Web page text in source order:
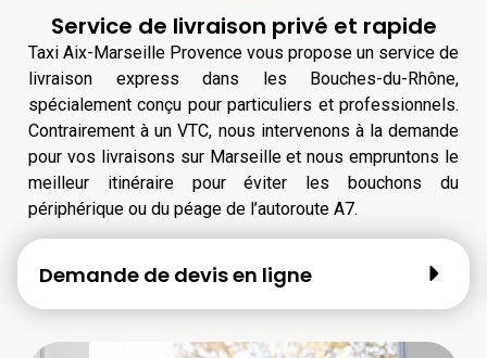
Service de livraison privé et rapide
Taxi Aix-Marseille Provence vous propose un service de
livraison express dans les Bouches-du-Rhône,
spécialement conçu pour particuliers et professionnels.
Contrairement à un VTC, nous intervenons à la demande
pour vos livraisons sur Marseille et nous empruntons le
meilleur itinéraire pour éviter les bouchons du
périphérique ou du péage de l’autoroute A7.
Demande de devis en ligne